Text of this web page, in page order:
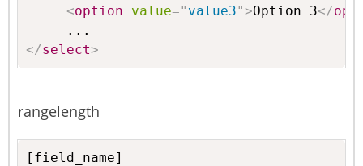
<option value=" value3">Option 3</
</select>
rangelength
[field_name]